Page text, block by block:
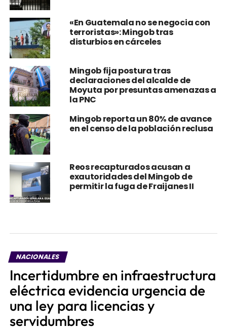
«En Guatemala no se negocia con
terroristas»: Mingob tras
disturbios en cárceles
Mingob fija postura tras
declaraciones del alcalde de
Moyuta por presuntas amenazas a
la PNC
Mingob reporta un 80% de avance
en el censo de la población reclusa
Reos recapturados acusan a
exautoridades del Mingob de
permitir la fuga de Fraijanes II
NACIONALES
Incertidumbre en infraestructura
eléctrica evidencia urgencia de
una ley para licencias y
servidumbres